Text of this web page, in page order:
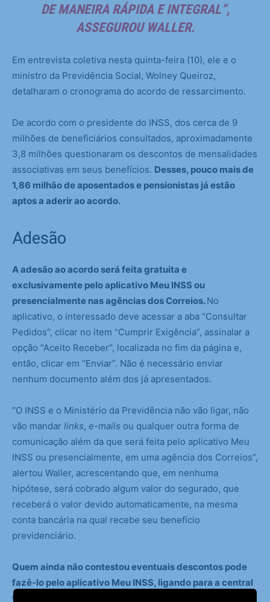
DE MANEIRA RÁPIDA E INTEGRAL”,
ASSEGUROU WALLER.
Em entrevista coletiva nesta quinta-feira (10), ele e o
ministro da Previdência Social, Wolney Queiroz,
detalharam o cronograma do acordo de ressarcimento.
De acordo com o presidente do INSS, dos cerca de 9
milhões de beneficiários consultados, aproximadamente
3,8 milhões questionaram os descontos de mensalidades
associativas em seus benefícios. Desses, pouco mais de
1,86 milhão de aposentados e pensionistas já estão
aptos a aderir ao acordo.
Adesão
A adesão ao acordo será feita gratuita e
exclusivamente pelo aplicativo Meu INSS ou
presencialmente nas agências dos Correios.No
aplicativo, o interessado deve acessar a aba “Consultar
Pedidos”, clicar no item “Cumprir Exigência”, assinalar a
opção “Aceito Receber”, localizada no fim da página e,
então, clicar em “Enviar”. Não é necessário enviar
nenhum documento além dos já apresentados.
“O INSS e o Ministério da Previdência não vão ligar, não
vão mandar links, e-mails ou qualquer outra forma de
comunicação além da que será feita pelo aplicativo Meu
INSS ou presencialmente, em uma agência dos Correios”,
alertou Waller, acrescentando que, em nenhuma
hipótese, será cobrado algum valor do segurado, que
receberá o valor devido automaticamente, na mesma
conta bancária na qual recebe seu benefício
previdenciário.
Quem ainda não contestou eventuais descontos pode
fazê-lo pelo aplicativo Meu INSS, ligando para a central
telefônica 135 ou indo pessoalmente a uma agência dos